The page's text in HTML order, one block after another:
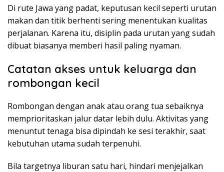
Di rute Jawa yang padat, keputusan kecil seperti urutan
makan dan titik berhenti sering menentukan kualitas
perjalanan. Karena itu, disiplin pada urutan yang sudah
dibuat biasanya memberi hasil paling nyaman.
Catatan akses untuk keluarga dan
rombongan kecil
Rombongan dengan anak atau orang tua sebaiknya
memprioritaskan jalur datar lebih dulu. Aktivitas yang
menuntut tenaga bisa dipindah ke sesi terakhir, saat
kebutuhan utama sudah terpenuhi.
Bila targetnya liburan satu hari, hindari menjejalkan